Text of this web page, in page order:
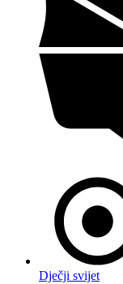
Dječji svijet